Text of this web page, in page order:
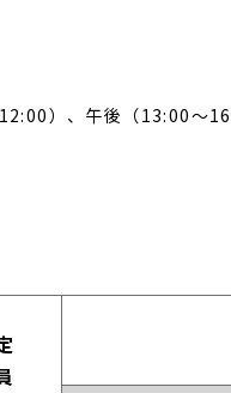
）、午後（13:00～
定員/広さ